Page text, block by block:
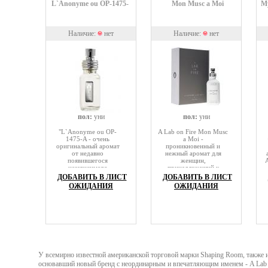
развития аромата.
L`Anonyme ou OP-1475-A
Наличие: нет
пол: уни
"L`Anonyme ou OP-
1475-A - очень
оригинальный аромат
от недавно
появившегося
независимого
парфюмерного бренда.
Композицию открывают
очень чистые мыльные
ДОБАВИТЬ В ЛИСТ
ОЖИДАНИЯ
Mon Musc a Moi
Наличие: нет
пол: уни
A Lab on Fire Mon Musc
a Moi -
проникновенный и
нежный аромат для
женщин,
принадлежащий к
категории цветочных
запахов с изысканными
гурманскими нотками.
Домиником
ДОБАВИТЬ В ЛИСТ
ОЖИДАНИЯ
У всемирно известной американской торговой марки Shaping Room,
основавший новый бренд с неординарным и впечатляющим именем - A